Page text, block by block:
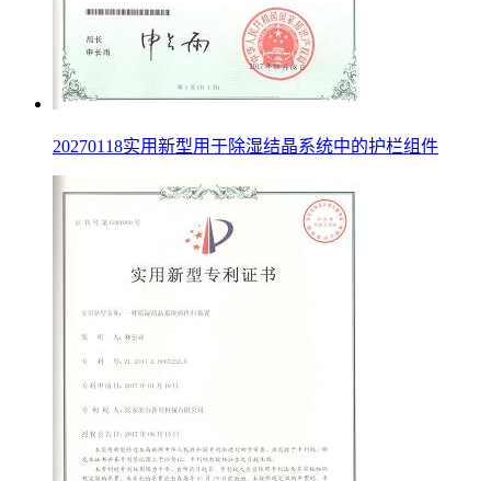
20270118实用新型用于除湿结晶系统中的护栏组件